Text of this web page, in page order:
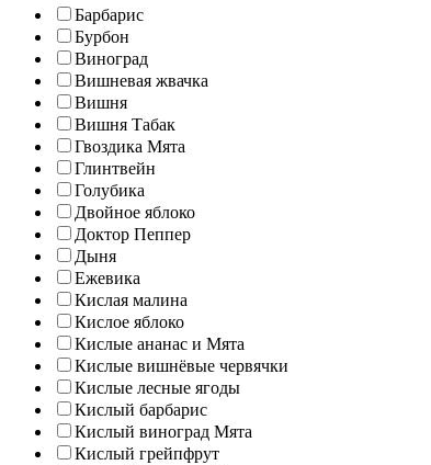
Барбарис
Бурбон
Виноград
Вишневая жвачка
Вишня
Вишня Табак
Гвоздика Мята
Глинтвейн
Голубика
Двойное яблоко
Доктор Пеппер
Дыня
Ежевика
Кислая малина
Кислое яблоко
Кислые ананас и Мята
Кислые вишнёвые червячки
Кислые лесные ягоды
Кислый барбарис
Кислый виноград Мята
Кислый грейпфрут